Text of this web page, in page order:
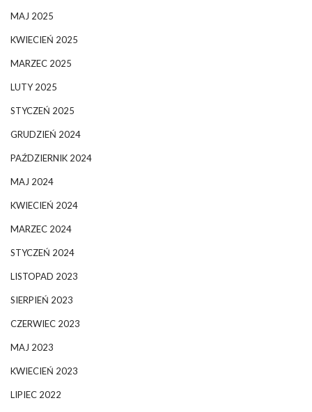
MAJ 2025
KWIECIEŃ 2025
MARZEC 2025
LUTY 2025
STYCZEŃ 2025
GRUDZIEŃ 2024
PAŹDZIERNIK 2024
MAJ 2024
KWIECIEŃ 2024
MARZEC 2024
STYCZEŃ 2024
LISTOPAD 2023
SIERPIEŃ 2023
CZERWIEC 2023
MAJ 2023
KWIECIEŃ 2023
LIPIEC 2022